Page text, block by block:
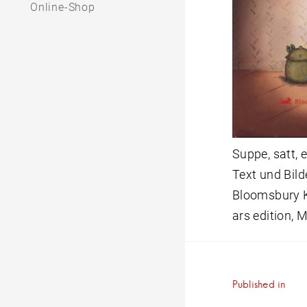
Online-Shop
Suppe, satt,
Text und
Bloomsbury
ars edition,
Published in